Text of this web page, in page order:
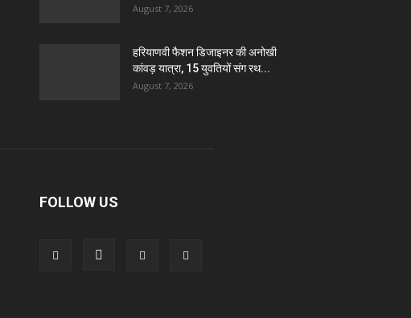
August 7, 2026
हरियाणवी फैशन डिजाइनर की अनोखी
कांवड़ यात्रा, 15 युवतियों संग रथ...
August 7, 2026
FOLLOW US